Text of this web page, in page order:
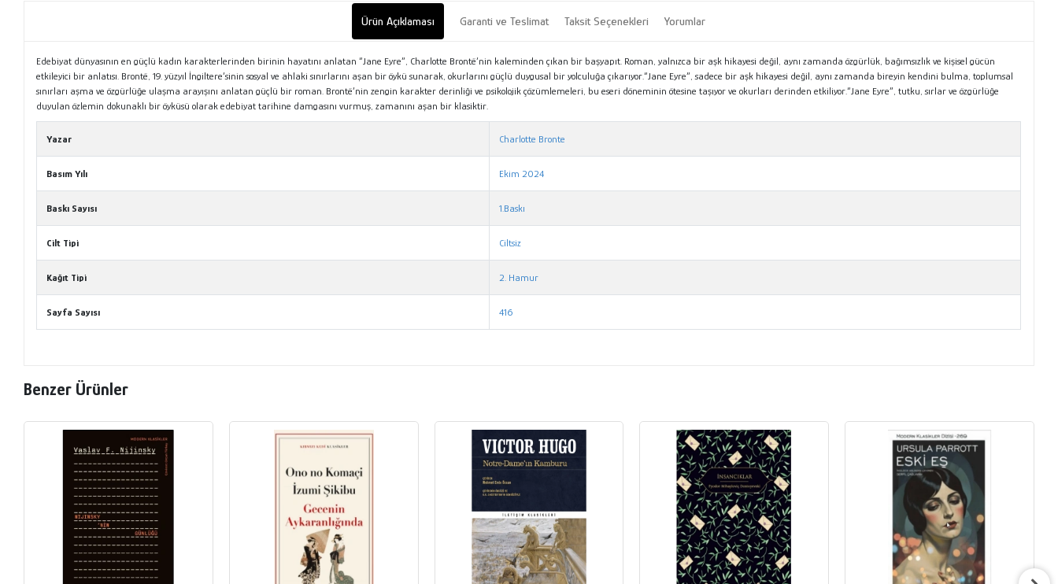
Ürün Açıklaması Garanti ve Teslimat Taksit Seçenekleri Yorumlar
Edebiyat dünyasının en güçlü kadın karakterlerinden birinin hayatını anlatan “Jane Eyre”, Charlotte Brontë’nin kaleminden çıkan bir başyapıt. Roman, yalnızca bir aşk hikayesi değil, aynı zamanda özgürlük, bağımsızlık ve kişisel gücün
etkileyici bir anlatısı. Brontë, 19. yüzyıl İngiltere’sinin sosyal ve ahlaki sınırlarını aşan bir öykü sunarak, okurlarını güçlü duygusal bir yolculuğa çıkarıyor.“Jane Eyre”, sadece bir aşk hikayesi değil, aynı zamanda bireyin kendini bulma, toplumsal
sınırları aşma ve özgürlüğe ulaşma arayışını anlatan güçlü bir roman. Brontë’nin zengin karakter derinliği ve psikolojik çözümlemeleri, bu eseri döneminin ötesine taşıyor ve okurları derinden etkiliyor.“Jane Eyre”, tutku, sırlar ve özgürlüğe
duyulan özlemin dokunaklı bir öyküsü olarak edebiyat tarihine damgasını vurmuş, zamanını aşan bir klasiktir.
Yazar Charlotte Bronte
Basım Yılı Ekim 2024
Baskı Sayısı 1.Baskı
Cilt Tipi Ciltsiz
Kağıt Tipi 2. Hamur
Sayfa Sayısı 416
Benzer Ürünler